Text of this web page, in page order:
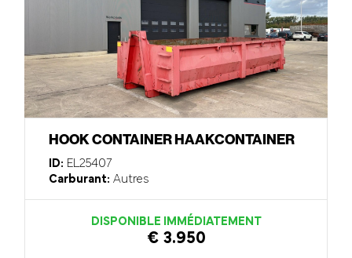
HOOK CONTAINER HAAKCONTAINER
ID: EL25407
Carburant: Autres
DISPONIBLE IMMÉDIATEMENT
€ 3.950